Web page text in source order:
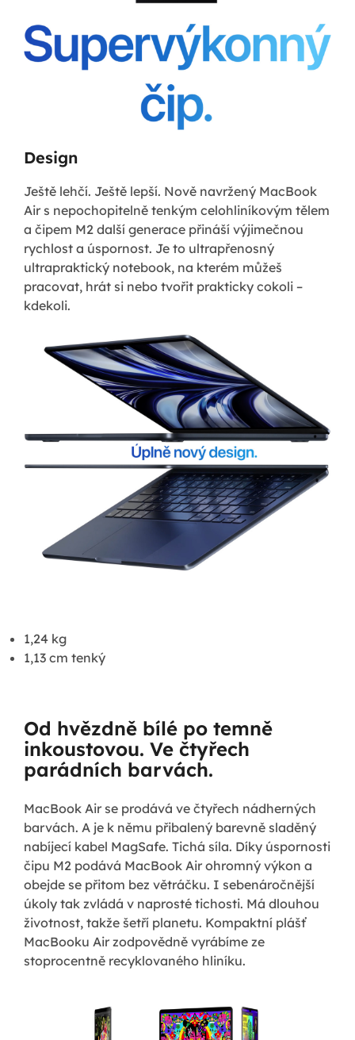
Design
Ještě lehčí. Ještě lepší. Nově navržený MacBook
Air s nepochopitelně tenkým celohliníkovým tělem
a čipem M2 další generace přináší výjimečnou
rychlost a úspornost. Je to ultrapřenosný
ultrapraktický notebook, na kterém můžeš
pracovat, hrát si nebo tvořit prakticky cokoli –
kdekoli.
1,24 kg
1,13 cm tenký
Od hvězdně bílé po temně
inkoustovou. Ve čtyřech
parádních barvách.
MacBook Air se prodává ve čtyřech nádherných
barvách. A je k němu přibalený barevně sladěný
nabíjecí kabel MagSafe. Tichá síla. Díky úspornosti
čipu M2 podává MacBook Air ohromný výkon a
obejde se přitom bez větráčku. I sebenáročnější
úkoly tak zvládá v naprosté tichosti. Má dlouhou
životnost, takže šetří planetu. Kompaktní plášť
MacBooku Air zodpovědně vyrábíme ze
stoprocentně recyklovaného hliníku.